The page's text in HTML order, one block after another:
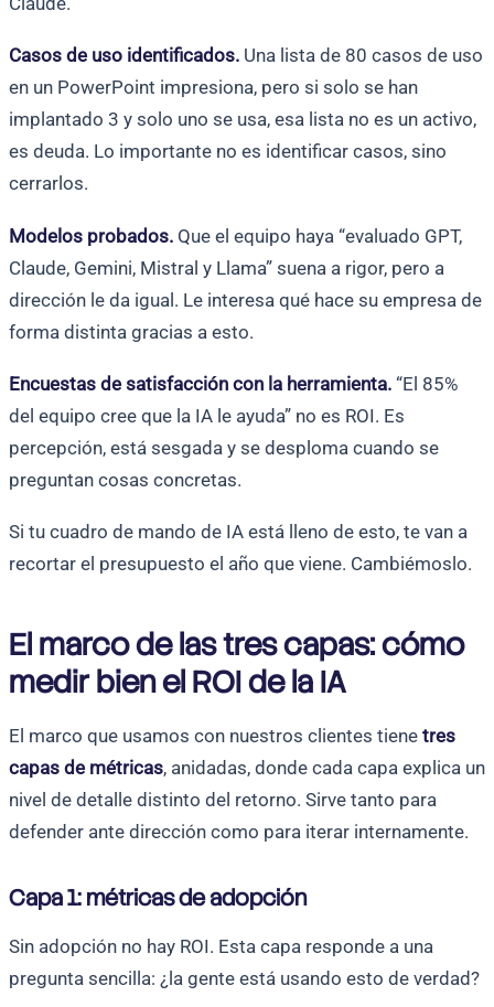
Casos de uso identificados. Una lista de 80 casos de uso
en un PowerPoint impresiona, pero si solo se han
implantado 3 y solo uno se usa, esa lista no es un activo,
es deuda. Lo importante no es identificar casos, sino
cerrarlos.
Modelos probados. Que el equipo haya “evaluado GPT,
Claude, Gemini, Mistral y Llama” suena a rigor, pero a
dirección le da igual. Le interesa qué hace su empresa de
forma distinta gracias a esto.
Encuestas de satisfacción con la herramienta. “El 85%
del equipo cree que la IA le ayuda” no es ROI. Es
percepción, está sesgada y se desploma cuando se
preguntan cosas concretas.
Si tu cuadro de mando de IA está lleno de esto, te van a
recortar el presupuesto el año que viene. Cambiémoslo.
El marco de las tres capas: cómo
medir bien el ROI de la IA
El marco que usamos con nuestros clientes tiene tres
capas de métricas, anidadas, donde cada capa explica un
nivel de detalle distinto del retorno. Sirve tanto para
defender ante dirección como para iterar internamente.
Capa 1: métricas de adopción
Sin adopción no hay ROI. Esta capa responde a una
pregunta sencilla: ¿la gente está usando esto de verdad?